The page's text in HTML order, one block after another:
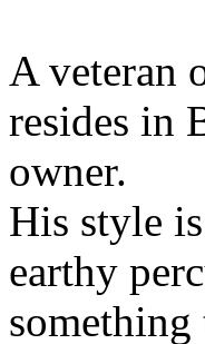
A veteran
resides in
owner.
His style
earthy
something